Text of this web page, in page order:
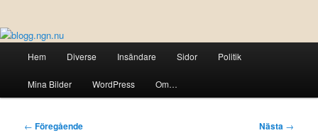
Hem Diverse Insändare Sidor Politik
Mina Bilder WordPress Om…
Inläggsnavigering
← Föregående Nästa →